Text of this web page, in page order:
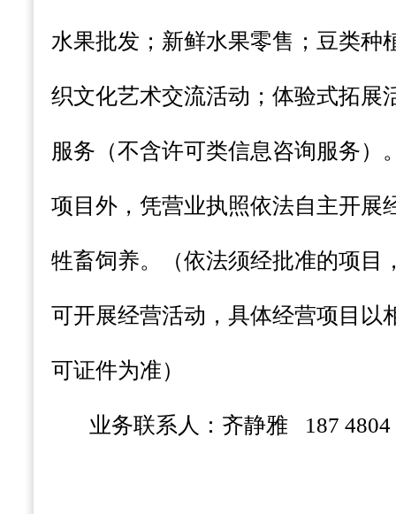
水果批发；新鲜水果零售；豆类种
织文化艺术交流活动；体验式拓展
服务（不含许可类信息咨询服务）
项目外，凭营业执照依法自主开展
牲畜饲养。（依法须经批准的项目
可开展经营活动，具体经营项目以
可证件为准）
业务联系人：齐静雅 187